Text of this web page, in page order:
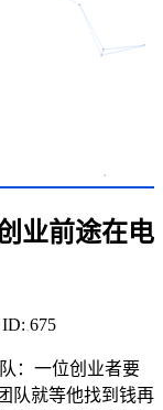
业前途在电
ID: 675
：一位创业者要
队就等他找到钱再